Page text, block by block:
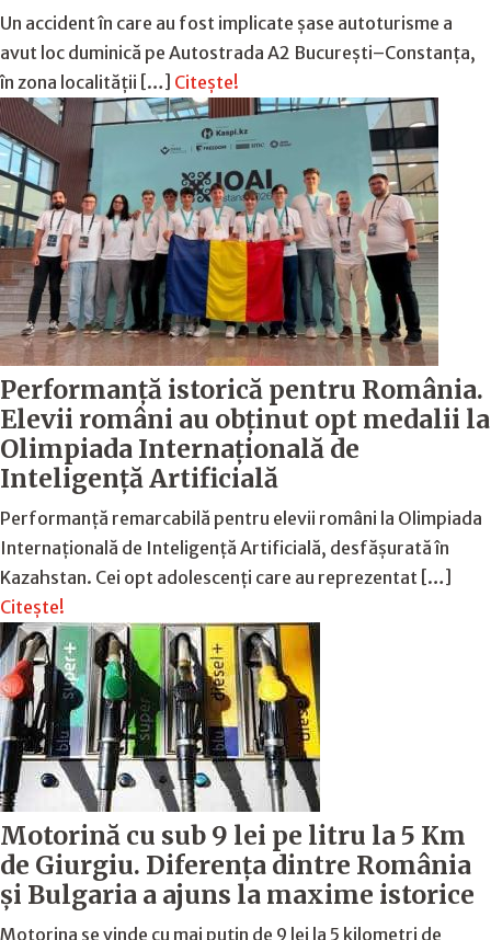
Un accident în care au fost implicate șase autoturisme a
avut loc duminică pe Autostrada A2 București–Constanța,
în zona localității […] Citește!
Performanță istorică pentru România.
Elevii români au obținut opt medalii la
Olimpiada Internațională de
Inteligență Artificială
Performanță remarcabilă pentru elevii români la Olimpiada
Internațională de Inteligență Artificială, desfășurată în
Kazahstan. Cei opt adolescenți care au reprezentat […]
Citește!
Motorină cu sub 9 lei pe litru la 5 Km
de Giurgiu. Diferența dintre România
și Bulgaria a ajuns la maxime istorice
Motorina se vinde cu mai puțin de 9 lei la 5 kilometri de